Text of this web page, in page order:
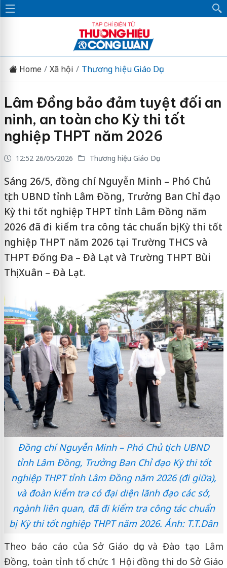
Home Xã hội Thương hiệu Giáo Dục
Lâm Đồng bảo đảm tuyệt đối an
ninh, an toàn cho Kỳ thi tốt
nghiệp THPT năm 2026
12:52 26/05/2026 Thương hiệu Giáo Dục
Sáng 26/5, đồng chí Nguyễn Minh – Phó Chủ
tịch UBND tỉnh Lâm Đồng, Trưởng Ban Chỉ đạo
Kỳ thi tốt nghiệp THPT tỉnh Lâm Đồng năm
2026 đã đi kiểm tra công tác chuẩn bị Kỳ thi tốt
nghiệp THPT năm 2026 tại Trường THCS và
THPT Đống Đa – Đà Lạt và Trường THPT Bùi
Thị Xuân – Đà Lạt.
Đồng chí Nguyễn Minh – Phó Chủ tịch UBND
tỉnh Lâm Đồng, Trưởng Ban Chỉ đạo Kỳ thi tốt
nghiệp THPT tỉnh Lâm Đồng năm 2026 (đi giữa),
và đoàn kiểm tra có đại diện lãnh đạo các sở,
ngành liên quan, đã đi kiểm tra công tác chuẩn
bị Kỳ thi tốt nghiệp THPT năm 2026. Ảnh: T.T.Dân
Theo báo cáo của Sở Giáo dục và Đào tạo Lâm
Đồng, toàn tỉnh tổ chức 1 Hội đồng thi do Sở Giáo